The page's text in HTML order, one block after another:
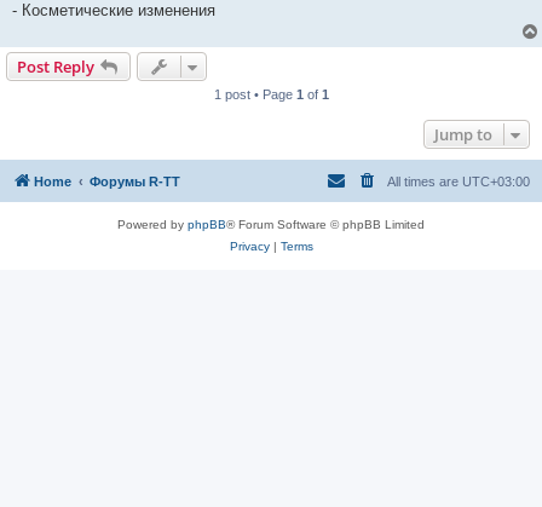
- Косметические изменения
Post Reply
1 post • Page 1 of 1
Jump to
Home Форумы R-TT All times are UTC+03:00
Powered by phpBB® Forum Software © phpBB Limited
Privacy| Terms